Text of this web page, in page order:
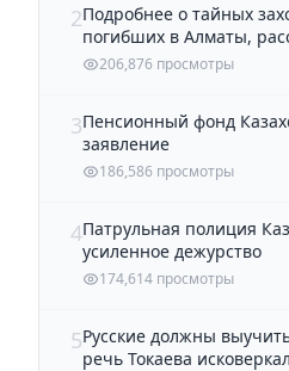
2Подробнее о тайных
погибших в Алматы,
206,876 просмотры
3Пенсионный фонд
заявление
186,586 просмотры
4Патрульная полиция
усиленное дежурство
174,614 просмотры
5Русские должны
речь Токаева